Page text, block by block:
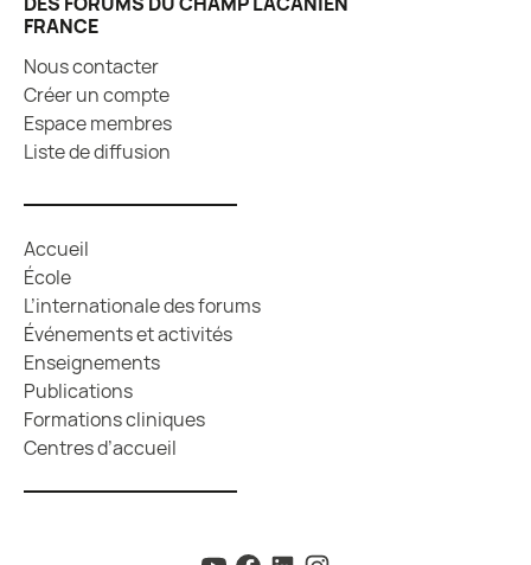
FRANCE
Nous contacter
Créer un compte
Espace membres
Liste de diffusion
Accueil
École
L’internationale des forums
Événements et activités
Enseignements
Publications
Formations cliniques
Centres d’accueil